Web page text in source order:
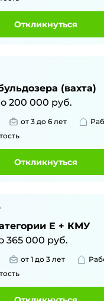
Откликнуться
(вахта)
200 000 руб.
от 3 до 6 лет
Откликнуться
Е + КМУ
365 000 руб.
от 1 до 3 лет